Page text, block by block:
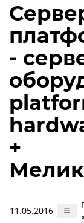
-
+
11.05.2016